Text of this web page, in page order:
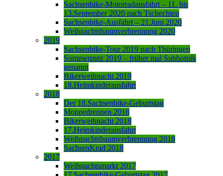
Sachsenbike-Motorradausfahrt – 11. bis
13.September 2020 nach Tschechien
Sachsenbike-Ausfahrt – 21.Juni 2020
Weihnachtsbaumverbrennung 2020
2019
Sachsenbike-Tour 2019 nach Thüringen
Sommerputz 2019 – früher mal Subbotnik
genannt
Bikerweihnacht 2019
18.Heimkinderausfahrt
2018
Der 18.Sachsenbike-Geburtstag
Moppedrennen 2018
Bikerweihnacht 2018
17.Heimkinderausfahrt
Weihnachtsbaumverbrennung 2018
SachsenKrad 2018
2017
Weihnachtsmarkt 2017